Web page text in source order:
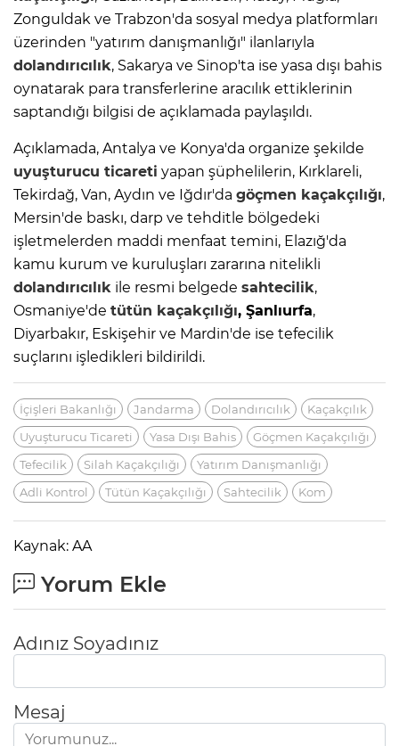
Zonguldak ve Trabzon'da sosyal medya platformları
üzerinden "yatırım danışmanlığı" ilanlarıyla
dolandırıcılık, Sakarya ve Sinop'ta ise yasa dışı bahis
oynatarak para transferlerine aracılık ettiklerinin
saptandığı bilgisi de açıklamada paylaşıldı.
Açıklamada, Antalya ve Konya'da organize şekilde
uyuşturucu ticareti yapan şüphelilerin, Kırklareli,
Tekirdağ, Van, Aydın ve Iğdır'da göçmen kaçakçılığı,
Mersin'de baskı, darp ve tehditle bölgedeki
işletmelerden maddi menfaat temini, Elazığ'da
kamu kurum ve kuruluşları zararına nitelikli
dolandırıcılık ile resmi belgede sahtecilik,
Osmaniye'de tütün kaçakçılığı, Şanlıurfa,
Diyarbakır, Eskişehir ve Mardin'de ise tefecilik
suçlarını işledikleri bildirildi.
İçişleri Bakanlığı Jandarma Dolandırıcılık
Kaçakçılık
Uyuşturucu Ticareti
Yasa Dışı Bahis
Göçmen Kaçakçılığı
Tefecilik
Silah Kaçakçılığı
Yatırım Danışmanlığı
Adli Kontrol
Tütün Kaçakçılığı Sahtecilik Kom
Kaynak: AA
Yorum Ekle
Adınız Soyadınız
Mesaj